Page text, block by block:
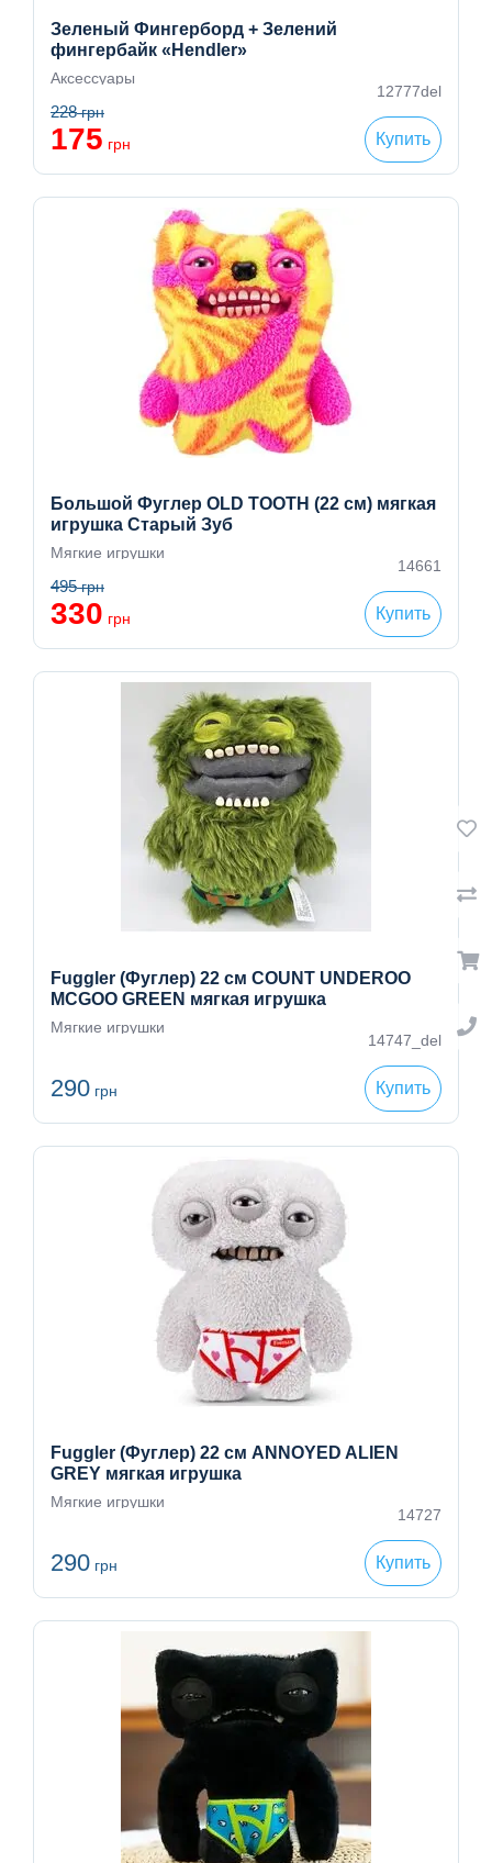
Зеленый Фингерборд + Зелений
фингербайк «Hendler»
Аксессуары
12777del
228грн
175 грн Купить
Большой Фуглер OLD TOOTH (22 см) мягкая
игрушка Старый Зуб
Мягкие игрушки
14661
495грн
330 грн Купить
Fuggler (Фуглер) 22 см COUNT UNDEROO
MCGOO GREEN мягкая игрушка
Мягкие игрушки
14747_del
290 грн Купить
Fuggler (Фуглер) 22 см ANNOYED ALIEN
GREY мягкая игрушка
Мягкие игрушки
14727
290 грн Купить